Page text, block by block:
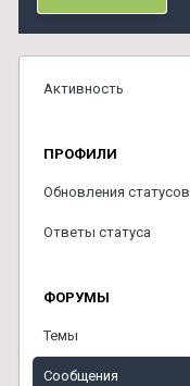
Активность
ПРОФИЛИ
Обновления статусов
Ответы статуса
ФОРУМЫ
Темы
Сообщения